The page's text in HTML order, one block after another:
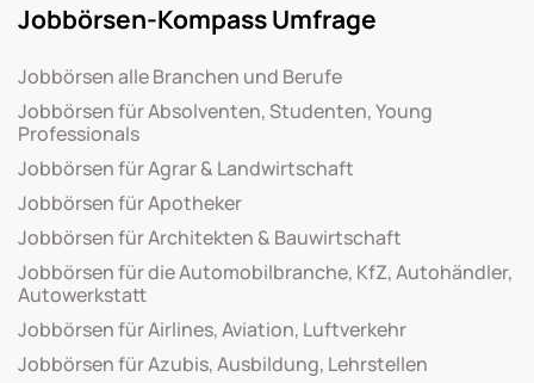
Jobbörsen-Kompass Umfrage
Jobbörsen alle Branchen und Berufe
Jobbörsen für Absolventen, Studenten, Young
Professionals
Jobbörsen für Agrar & Landwirtschaft
Jobbörsen für Apotheker
Jobbörsen für Architekten & Bauwirtschaft
Jobbörsen für die Automobilbranche, KfZ, Autohändler,
Autowerkstatt
Jobbörsen für Airlines, Aviation, Luftverkehr
Jobbörsen für Azubis, Ausbildung, Lehrstellen